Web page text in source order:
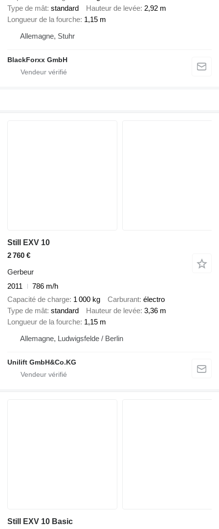
Type de mât standard Hauteur de levée 2,92 m
Longueur de la fourche 1,15 m
Allemagne, Stuhr
BlackForxx GmbH
Still EXV 10
2 760 €
Gerbeur
2011
786 m/h
Capacité de charge 1 000 kg Carburant électro
Type de mât standard Hauteur de levée 3,36 m
Longueur de la fourche 1,15 m
Allemagne, Ludwigsfelde / Berlin
Unilift GmbH&Co.KG
Still EXV 10 Basic